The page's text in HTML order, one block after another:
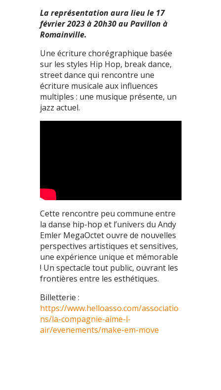
La représentation aura lieu le 17
février 2023 à 20h30 au Pavillon à
Romainville.
Une écriture chorégraphique basée
sur les styles Hip Hop, break dance,
street dance qui rencontre une
écriture musicale aux influences
multiples : une musique présente, un
jazz actuel.
Cette rencontre peu commune entre
la danse hip-hop et l’univers du Andy
Emler MegaOctet ouvre de nouvelles
perspectives artistiques et sensitives,
une expérience unique et mémorable
! Un spectacle tout public, ouvrant les
frontières entre les esthétiques.
Billetterie :
https://www.helloasso.com/associatio
ns/la-compagnie-aime-l-
air/evenements/make-em-move